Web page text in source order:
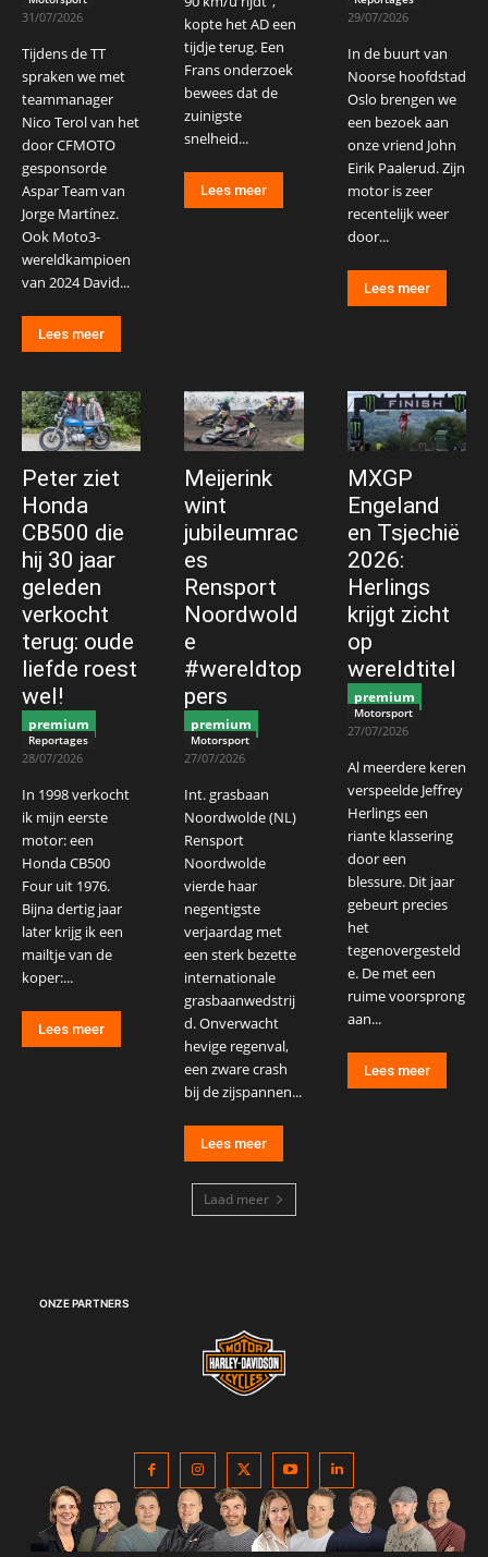
31/07/2026
Tijdens de TT
spraken we met
teammanager
Nico Terol van het
door CFMOTO
gesponsorde
Aspar Team van
Jorge Martínez.
Ook Moto3-
wereldkampioen
van 2024 David...
Lees meer
kopte het AD een
tijdje terug. Een
Frans onderzoek
bewees dat de
zuinigste
snelheid...
Lees meer
29/07/2026
In de buurt van
Noorse hoofdstad
Oslo brengen we
een bezoek aan
onze vriend John
Eirik Paalerud. Zijn
motor is zeer
recentelijk weer
door...
Lees meer
Peter ziet
Honda
CB500 die
hij 30 jaar
geleden
verkocht
terug: oude
liefde roest
wel!
premium
Reportages
28/07/2026
In 1998 verkocht
ik mijn eerste
motor: een
Honda CB500
Four uit 1976.
Bijna dertig jaar
later krijg ik een
mailtje van de
koper:...
Lees meer
Meijerink
wint
jubileumrac
es
Rensport
Noordwold
e
#wereldtop
pers
premium
Motorsport
27/07/2026
Int. grasbaan
Noordwolde (NL)
Rensport
Noordwolde
vierde haar
negentigste
verjaardag met
een sterk bezette
internationale
grasbaanwedstrij
d. Onverwacht
hevige regenval,
een zware crash
bij de zijspannen...
Lees meer
MXGP
Engeland
en Tsjechië
2026:
Herlings
krijgt zicht
op
wereldtitel
premium
Motorsport
27/07/2026
Al meerdere keren
verspeelde Jeffrey
Herlings een
riante klassering
door een
blessure. Dit jaar
gebeurt precies
het
tegenovergesteld
e. De met een
ruime voorsprong
aan...
Lees meer
Laad meer
ONZE PARTNERS